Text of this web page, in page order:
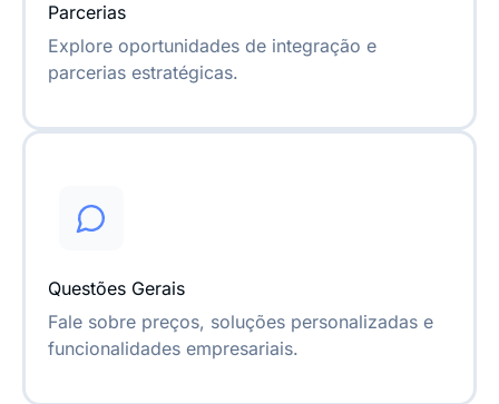
Parcerias
Explore oportunidades de integração e
parcerias estratégicas.
Questões Gerais
Fale sobre preços, soluções personalizadas e
funcionalidades empresariais.